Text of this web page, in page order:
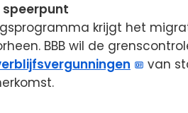
speerpunt
krijgt het
BBB wil de
van